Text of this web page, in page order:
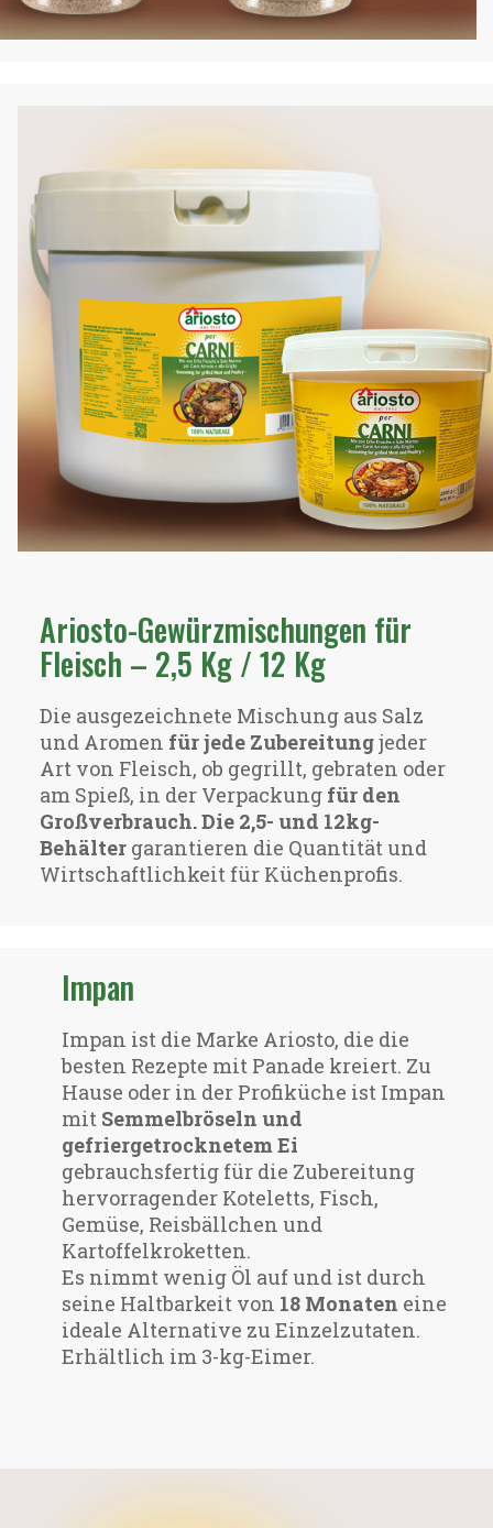
Ariosto-Gewürzmischungen für
Fleisch – 2,5 Kg / 12 Kg
Die ausgezeichnete Mischung aus Salz
und Aromen für jede Zubereitungjeder
Art von Fleisch, ob gegrillt, gebraten oder
am Spieß, in der Verpackung für den
Großverbrauch. Die 2,5- und 12kg-
Behältergarantieren die Quantität und
Wirtschaftlichkeit für Küchenprofis.
Impan
Impan ist die Marke Ariosto, die die
besten Rezepte mit Panade kreiert. Zu
Hause oder in der Profiküche ist Impan
mit Semmelbröseln und
gefriergetrocknetem Ei
gebrauchsfertig für die Zubereitung
hervorragender Koteletts, Fisch,
Gemüse, Reisbällchen und
Kartoffelkroketten.
Es nimmt wenig Öl auf und ist durch
seine Haltbarkeit von 18 Monaten eine
ideale Alternative zu Einzelzutaten.
Erhältlich im 3-kg-Eimer.